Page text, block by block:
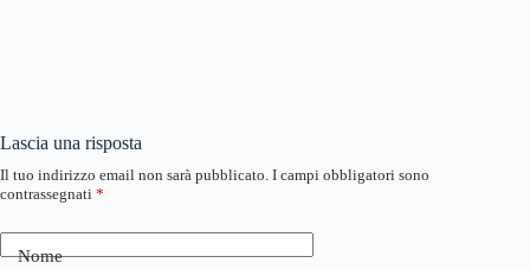
Lascia una risposta
Il tuo indirizzo email non sarà pubblicato. I campi obbligatori sono
contrassegnati *
Nome